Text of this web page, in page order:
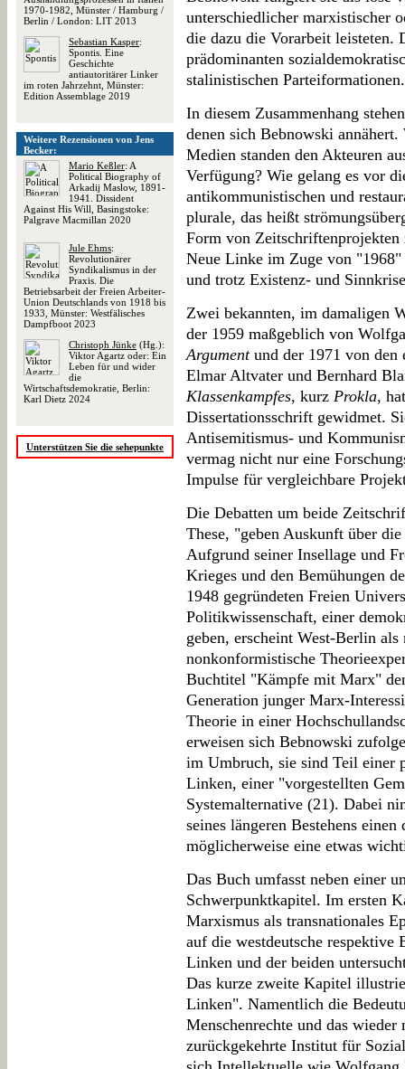
1970-1982, Münster / Hamburg /
Berlin / London: LIT 2013
Sebastian Kasper:
Spontis. Eine
Geschichte
antiautoritärer Linker
im roten Jahrzehnt, Münster:
Edition Assemblage 2019
Weitere Rezensionen von Jens
Becker:
Mario Keßler: A
Political Biography of
Arkadij Maslow, 1891-
1941. Dissident
Against His Will, Basingstoke:
Palgrave Macmillan 2020
Jule Ehms:
Revolutionärer
Syndikalismus in der
Praxis. Die
Betriebsarbeit der Freien Arbeiter-
Union Deutschlands von 1918 bis
1933, Münster: Westfälisches
Dampfboot 2023
Christoph Jünke (Hg.):
Viktor Agartz oder: Ein
Leben für und wider
die
Wirtschaftsdemokratie, Berlin:
Karl Dietz 2024
Unterstützen Sie die sehepunkte
unterschiedlicher marxistischer
die dazu die Vorarbeit leisteten.
prädominanten
stalinistischen Parteiformationen.
In diesem Zusammenhang
denen sich Bebnowski
Medien standen den Akteuren
Verfügung? Wie gelang es vor
antikommunistischen und
plurale, das heißt
Form von
Neue Linke im Zuge von
und trotz Existenz- und
Zwei bekannten, im damaligen
der 1959 maßgeblich von
Argumentund der 1971 von den
Elmar Altvater und Bernhard
Klassenkampfes, kurz Prokla,
Dissertationsschrift gewidmet.
Antisemitismus- und
vermag nicht nur eine
Impulse für vergleichbare
Die Debatten um beide
These, "geben Auskunft über
Aufgrund seiner Insellage und
Krieges und den Bemühungen
1948 gegründeten Freien
Politikwissenschaft, einer
geben, erscheint West-Berlin
nonkonformistische
Buchtitel "Kämpfe mit Marx"
Generation junger Marx-
Theorie in einer
erweisen sich Bebnowski
im Umbruch, sie sind Teil einer
Linken, einer "vorgestellten
Systemalternative (21). Dabei
seines längeren Bestehens
möglicherweise eine etwas
Das Buch umfasst neben einer
Schwerpunktkapitel. Im ersten
Marxismus als transnationales
auf die westdeutsche
Linken und der beiden
Das kurze zweite Kapitel
Linken". Namentlich die
Menschenrechte und das
zurückgekehrte Institut für